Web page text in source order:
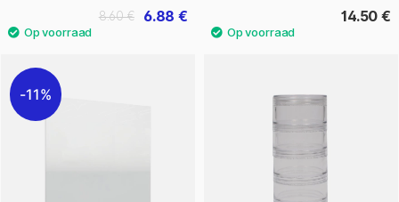
6.88 €
8.60 € 14.50 €
11%